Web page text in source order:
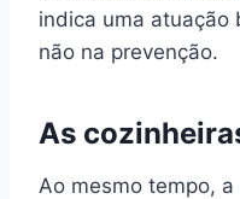
indica uma
não na prevenção.
As
Ao mesmo tempo,